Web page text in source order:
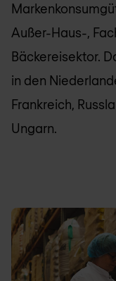
Außer-Haus-,
Bäckereisektor.
in den
Frankreich,
Ungarn.